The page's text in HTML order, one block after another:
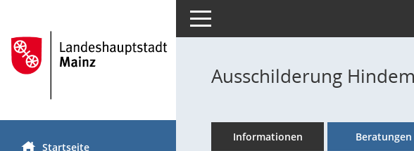
Startseite
Toggle navigation
Ausschilderung
Informationen Beratungen